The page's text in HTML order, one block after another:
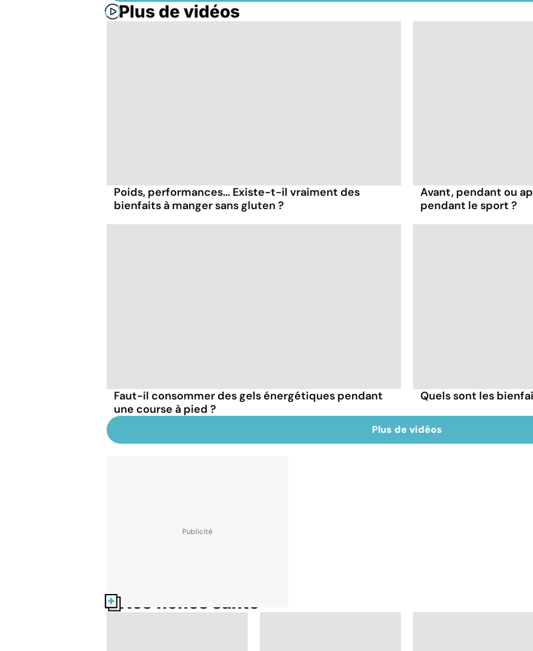
Plus de vidéos
Poids, performances... Existe-t-il vraiment des
bienfaits à manger sans gluten ?
Avant, pendant ou
pendant le sport ?
Faut-il consommer des gels énergétiques pendant
une course à pied ?
Quels sont les
Plus de vidéos
Nos fiches santé